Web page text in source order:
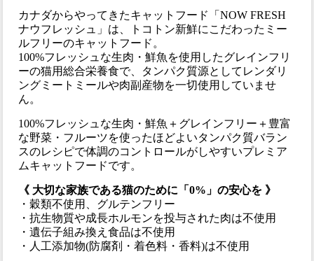
カナダからやってきたキャットフード「NOW FRESH
ナウフレッシュ」は、トコトン新鮮にこだわったミー
ルフリーのキャットフード。
100%フレッシュな生肉・鮮魚を使用したグレインフリ
ーの猫用総合栄養食で、タンパク質源としてレンダリ
ングミートミールや肉副産物を一切使用していませ
ん。
100%フレッシュな生肉・鮮魚＋グレインフリー＋豊富
な野菜・フルーツを使ったほどよいタンパク質バラン
スのレシピで体調のコントロールがしやすいプレミア
ムキャットフードです。
《 大切な家族である猫のために「0%」の安心を 》
・穀類不使用、グルテンフリー
・抗生物質や成長ホルモンを投与された肉は不使用
・遺伝子組み換え食品は不使用
・人工添加物(防腐剤・着色料・香料)は不使用